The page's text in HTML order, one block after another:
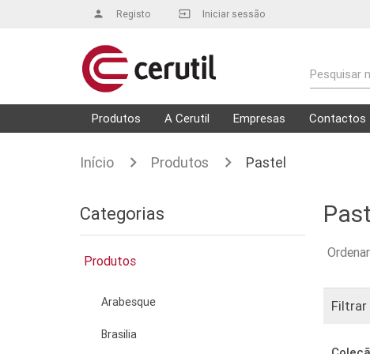
Registo
person Iniciar sessão
input
Pesquisar
Produtos A Cerutil Empresas Contactos
Início Produtos Pastel
Categorias
Produtos
Arabesque
Brasilia